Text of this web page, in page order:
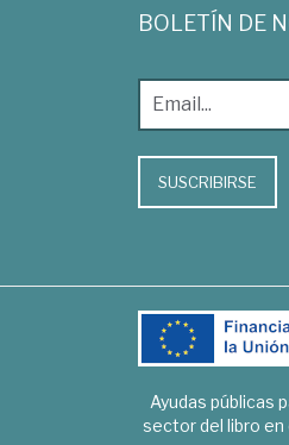
BOLETÍN DE
SUSCRIBIRSE
Ayudas públicas
sector del libro en